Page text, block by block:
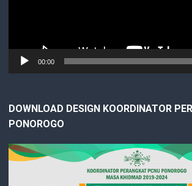
00:00
DOWNLOAD DESIGN KOORDINATOR
PONOROGO